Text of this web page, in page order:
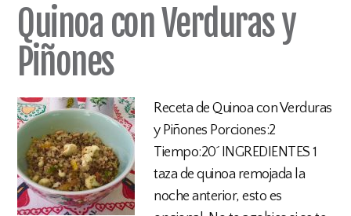
Quinoa con Verduras y
Piñones
Receta de Quinoa con Verduras
y Piñones Porciones:2
Tiempo:20´ INGREDIENTES 1
taza de quinoa remojada la
noche anterior, esto es